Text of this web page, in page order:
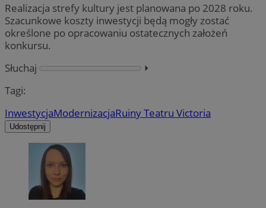
Realizacja strefy kultury jest planowana po 2028 roku.
Szacunkowe koszty inwestycji będą mogły zostać
określone po opracowaniu ostatecznych założeń
konkursu.
Słuchaj
⏵︎
Tagi:
InwestycjaModernizacjaRuiny Teatru Victoria
Udostępnij